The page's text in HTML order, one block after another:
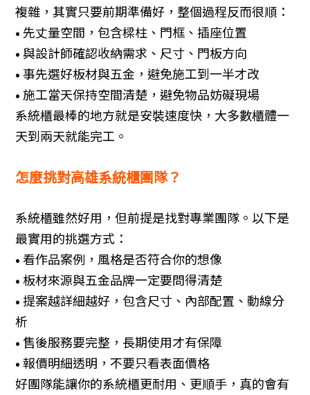
複雜，其實只要前期準備好，整個過程反而很順：
• 先丈量空間，包含樑柱、門框、插座位置
• 與設計師確認收納需求、尺寸、門板方向
• 事先選好板材與五金，避免施工到一半才改
• 施工當天保持空間清楚，避免物品妨礙現場
系統櫃最棒的地方就是安裝速度快，大多數櫃體一
天到兩天就能完工。
怎麼挑對高雄系統櫃團隊？
系統櫃雖然好用，但前提是找對專業團隊。以下是
最實用的挑選方式：
• 看作品案例，風格是否符合你的想像
• 板材來源與五金品牌一定要問得清楚
• 提案越詳細越好，包含尺寸、內部配置、動線分
析
• 售後服務要完整，長期使用才有保障
• 報價明細透明，不要只看表面價格
好團隊能讓你的系統櫃更耐用、更順手，真的會有